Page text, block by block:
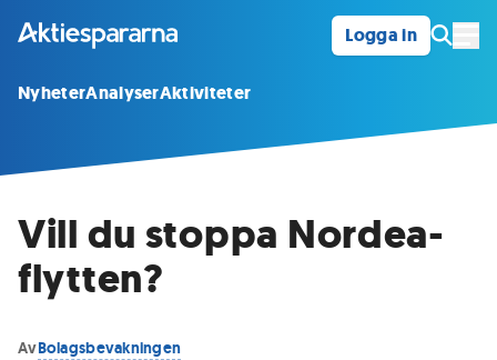
Logga in
NyheterAnalyserAktiviteter
Vill du stoppa Nordea-
flytten?
AvBolagsbevakningen